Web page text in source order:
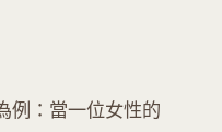
例：當一位女性的